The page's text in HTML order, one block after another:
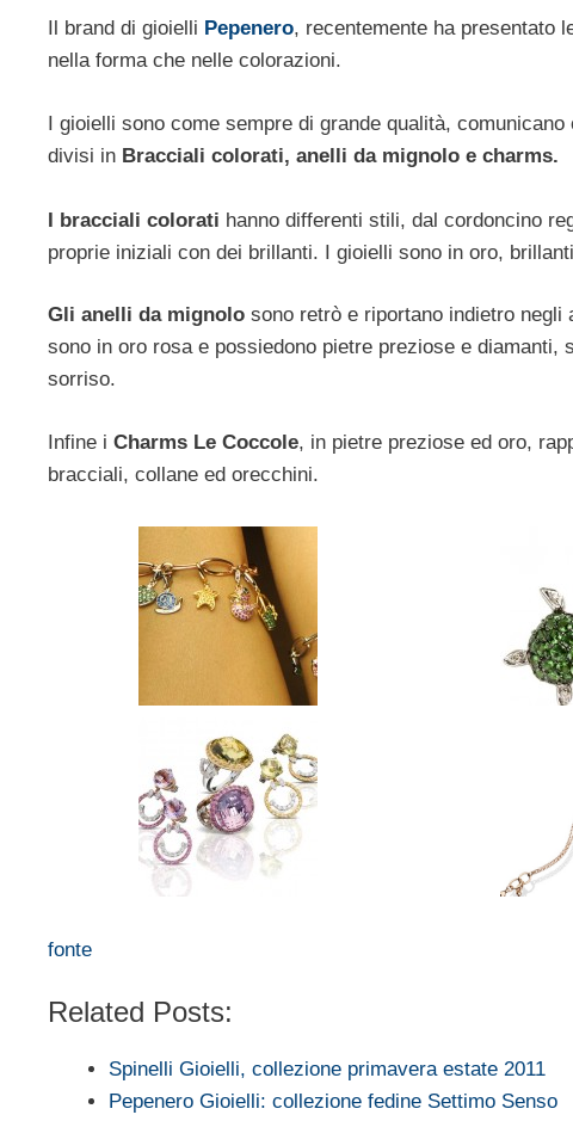
Il brand di gioielli Pepenero, recentemente ha presentato
nella forma che nelle colorazioni.
I gioielli sono come sempre di grande qualità,
divisi in Bracciali colorati, anelli da mignolo e charms.
I bracciali colorati hanno differenti stili, dal cordoncino
proprie iniziali con dei brillanti. I gioielli sono in oro,
Gli anelli da mignolo sono retrò e riportano indietro
sono in oro rosa e possiedono pietre preziose e
sorriso.
Infine i Charms Le Coccole, in pietre preziose ed oro,
bracciali, collane ed orecchini.
fonte
Related Posts:
Spinelli Gioielli, collezione primavera estate 2011
Pepenero Gioielli: collezione fedine Settimo Senso